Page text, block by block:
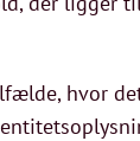
hvor